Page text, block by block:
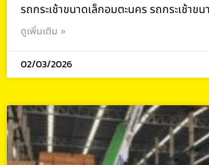
รถกระเช้าขนาดเล็กอมตะนคร รถกระเช้าขน
ดูเพิ่มเติม »
02/03/2026